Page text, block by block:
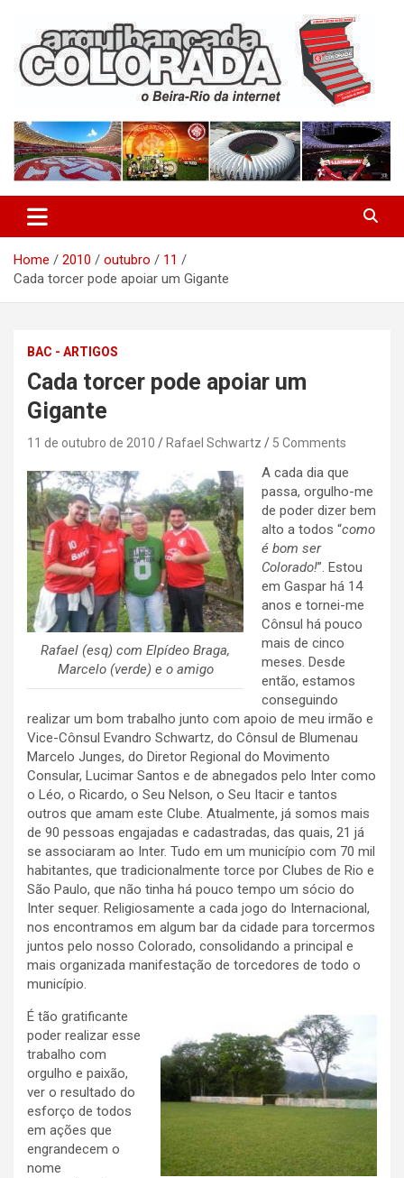
content
Arquibancada Colorada
Home 2010 outubro
11
Cada torcer pode apoiar um Gigante
BAC - ARTIGOS
Cada torcer pode apoiar um
Gigante
11 de outubro de 2010 Rafael Schwartz 5 Comments
Rafael (esq) com Elpídeo Braga,
Marcelo (verde) e o amigo
A cada dia que
passa, orgulho-me
de poder dizer bem
alto a todos “como
é bom ser
Colorado!”. Estou
em Gaspar há 14
anos e tornei-me
Cônsul há pouco
mais de cinco
meses. Desde
então, estamos
conseguindo
realizar um bom trabalho junto com apoio de meu irmão e
Vice-Cônsul Evandro Schwartz, do Cônsul de Blumenau
Marcelo Junges, do Diretor Regional do Movimento
Consular, Lucimar Santos e de abnegados pelo Inter como
o Léo, o Ricardo, o Seu Nelson, o Seu Itacir e tantos
outros que amam este Clube. Atualmente, já somos mais
de 90 pessoas engajadas e cadastradas, das quais, 21 já
se associaram ao Inter. Tudo em um município com 70 mil
habitantes, que tradicionalmente torce por Clubes de Rio e
São Paulo, que não tinha há pouco tempo um sócio do
Inter sequer. Religiosamente a cada jogo do Internacional,
nos encontramos em algum bar da cidade para torcermos
juntos pelo nosso Colorado, consolidando a principal e
mais organizada manifestação de torcedores de todo o
município.
É tão gratificante
poder realizar esse
trabalho com
orgulho e paixão,
ver o resultado do
esforço de todos
em ações que
engrandecem o
nome